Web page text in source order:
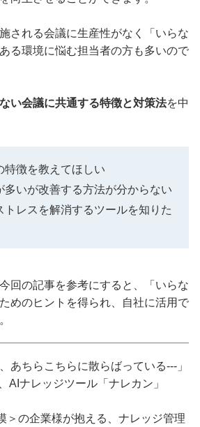
される会議に生産性がなく「いらな
る環境に悩む担当者の方も多いので
い会議に共通する特徴と対策法を中
特徴を教えてほしい
多いが改善する方法が分からない
トレスを解消するツールを知りた
回の記事を参考にすると、「いらな
めのヒントを得られ、自社に活用で
あちらこちらに散らばっている---」
AIナレッジツール「ナレカン」
＞の企業様が抱える、ナレッジ管理